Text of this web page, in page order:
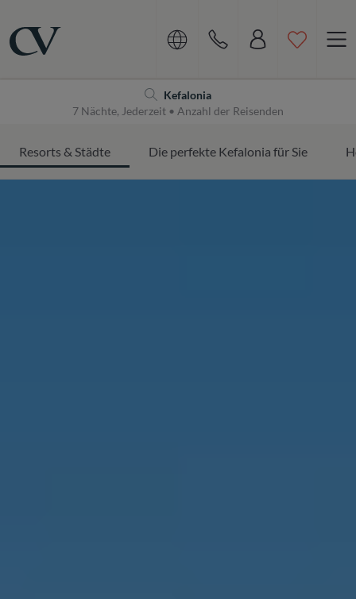
Kefalonia
7 Nächte, Jederzeit • Anzahl der Reisenden
Resorts & Städte Die perfekte Kefalonia für Sie